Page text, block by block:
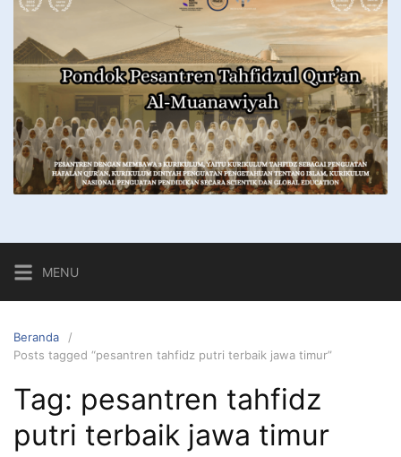
MENU
Beranda
Posts tagged “pesantren tahfidz putri terbaik jawa timur”
Tag: pesantren tahfidz
putri terbaik jawa timur